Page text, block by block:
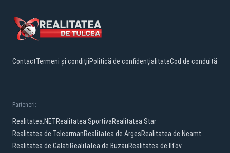
ContactTermeni și condițiiPolitică de confidențialitateCod de conduită
Parteneri:
Realitatea.NETRealitatea SportivaRealitatea Star
Realitatea de TeleormanRealitatea de ArgesRealitatea de Neamt
Realitatea de GalatiRealitatea de BuzauRealitatea de Ilfov